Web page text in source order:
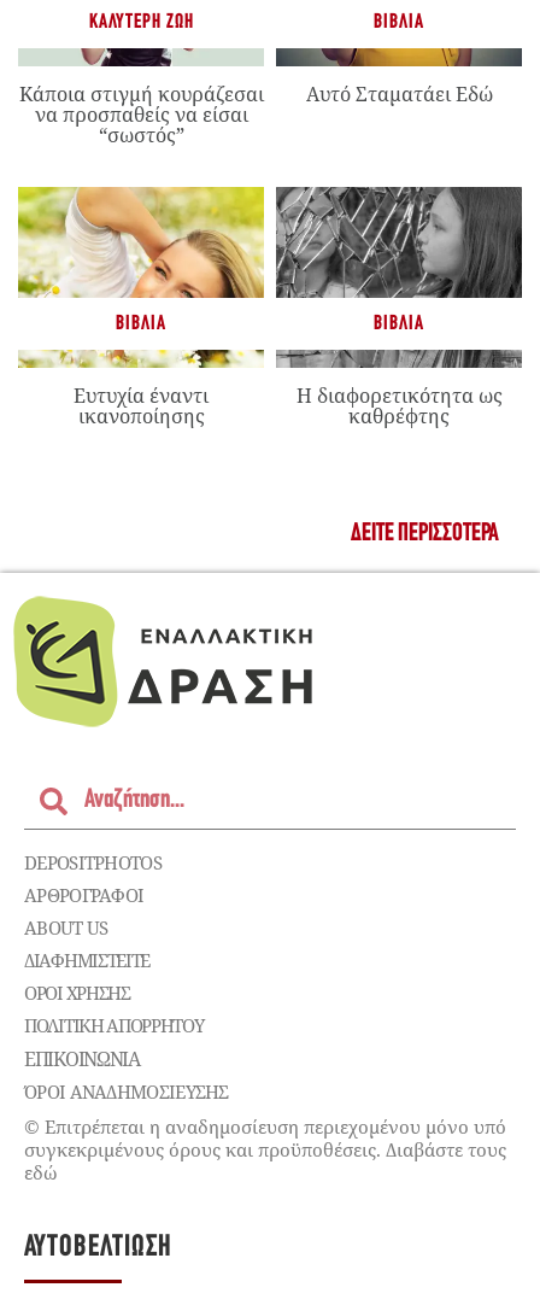
ΚΑΛΎΤΕΡΗ ΖΩΉ
Κάποια στιγμή κουράζεσαι
να προσπαθείς να είσαι
“σωστός”
ΒΙΒΛΊΑ
Αυτό Σταματάει Εδώ
ΒΙΒΛΊΑ
Ευτυχία έναντι
ικανοποίησης
ΒΙΒΛΊΑ
Η διαφορετικότητα ως
καθρέφτης
ΔΕΊΤΕ ΠΕΡΙΣΣΌΤΕΡΑ
DEPOSITPHOTOS
ΑΡΘΡΟΓΡΑΦΟΙ
ABOUT US
ΔΙΑΦΗΜΙΣΤΕΊΤΕ
ΌΡΟΙ ΧΡΉΣΗΣ
ΠΟΛΙΤΙΚΉ ΑΠΟΡΡΉΤΟΥ
ΕΠΙΚΟΙΝΩΝΊΑ
ΌΡΟΙ ΑΝΑΔΗΜΟΣΙΕΥΣΗΣ
© Επιτρέπεται η αναδημοσίευση περιεχομένου μόνο υπό
συγκεκριμένους όρους και προϋποθέσεις. Διαβάστε τους
εδώ
ΑΥΤΟΒΕΛΤΊΩΣΗ